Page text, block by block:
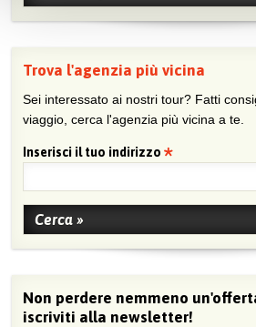
Trova l'agenzia più vicina
Sei interessato ai nostri tour? Fatti
viaggio, cerca l'agenzia più vicina a te.
Inserisci il tuo indirizzo
Non perdere nemmeno
iscriviti alla newsletter!